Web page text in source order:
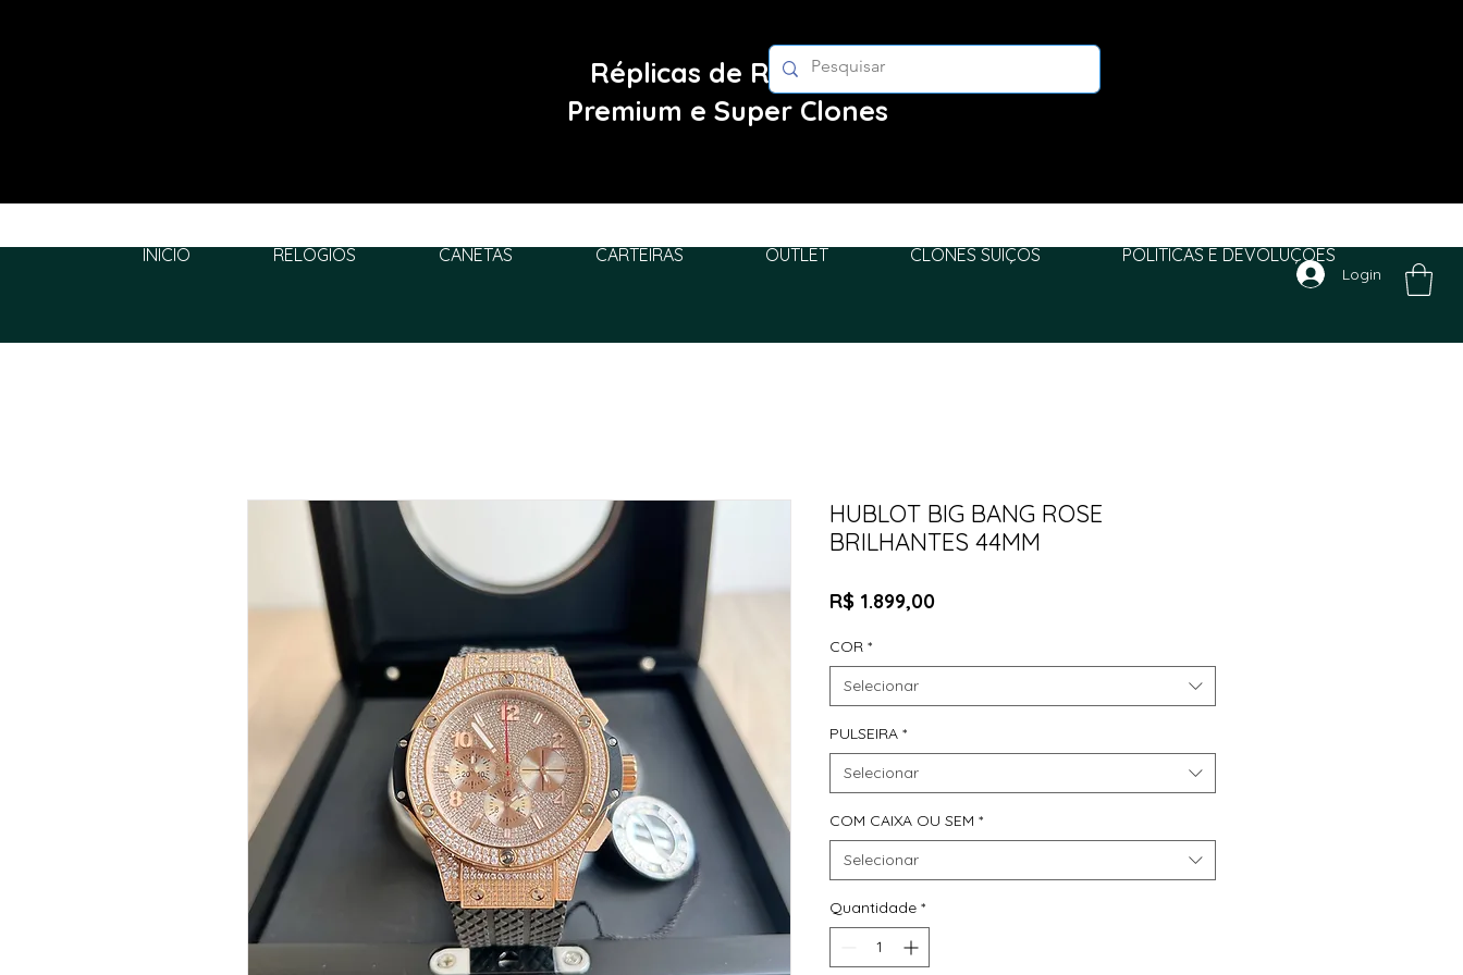
Réplicas de Relógios
Premium e Super Clones
INÍCIO RELÓGIOS CANETAS CARTEIRAS OUTLET CLONES SUIÇOS POLITICAS E DEVOLUÇÕES
Login
HUBLOT BIG BANG ROSE
BRILHANTES 44MM
R$ 1.899,00Preço
COR *
Selecionar
PULSEIRA *
Selecionar
COM CAIXA OU SEM *
Selecionar
Quantidade *